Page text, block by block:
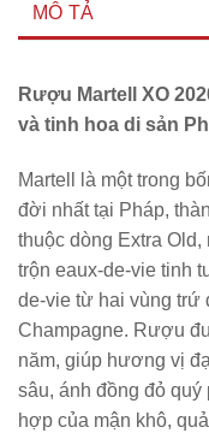
MÔ TẢ
Rượu Martell XO
và tinh hoa di sản
Martell là một trong
đời nhất tại Pháp,
thuộc dòng Extra
trộn eaux-de-vie tinh
de-vie từ hai vùng trứ
Champagne. Rượu
năm, giúp hương vị
sâu, ánh đồng đỏ
hợp của mận khô,